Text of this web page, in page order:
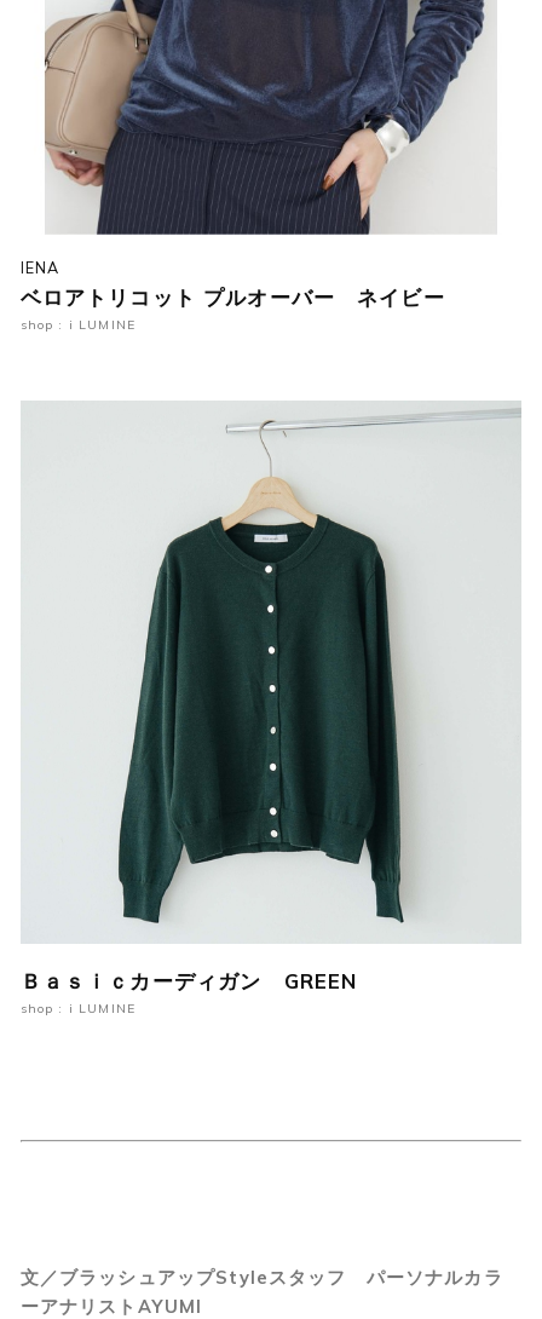
IENA
ベロアトリコット プルオーバー ネイビー
shop : i LUMINE
Ｂａｓｉｃカーディガン GREEN
shop : i LUMINE
文／ブラッシュアップStyleスタッフ パーソナルカラ
ーアナリストAYUMI